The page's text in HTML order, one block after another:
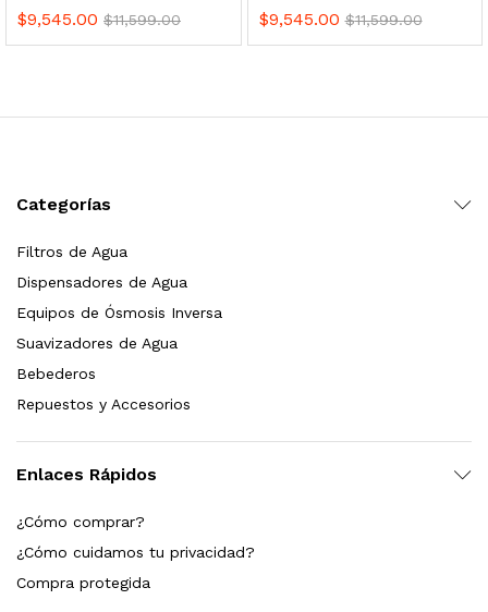
$9,545.00 $11,599.00
Ideal Oficinas
$9,545.00 $11,599.00
Categorías
Filtros de Agua
Dispensadores de Agua
Equipos de Ósmosis Inversa
Suavizadores de Agua
Bebederos
Repuestos y Accesorios
Enlaces Rápidos
¿Cómo comprar?
¿Cómo cuidamos tu privacidad?
Compra protegida
Esterilizador UV 25 Watts 4 Pines
Cafetera (Cartucho de Repuesto)
2,899.00
al carrito